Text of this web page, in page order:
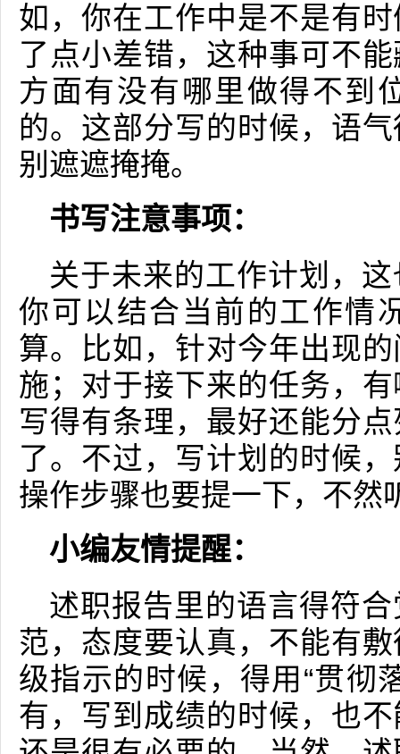
如，你在工作中是不是有
了点小差错，这种事可不
方面有没有哪里做得不到
的。这部分写的时候，语
别遮遮掩掩。
书写注意事项：
关于未来的工作计划，
你可以结合当前的工作情
算。比如，针对今年出现
施；对于接下来的任务，
写得有条理，最好还能分
了。不过，写计划的时候
操作步骤也要提一下，不然
小编友情提醒：
述职报告里的语言得符
范，态度要认真，不能有
级指示的时候，得用“贯彻
有，写到成绩的时候，也